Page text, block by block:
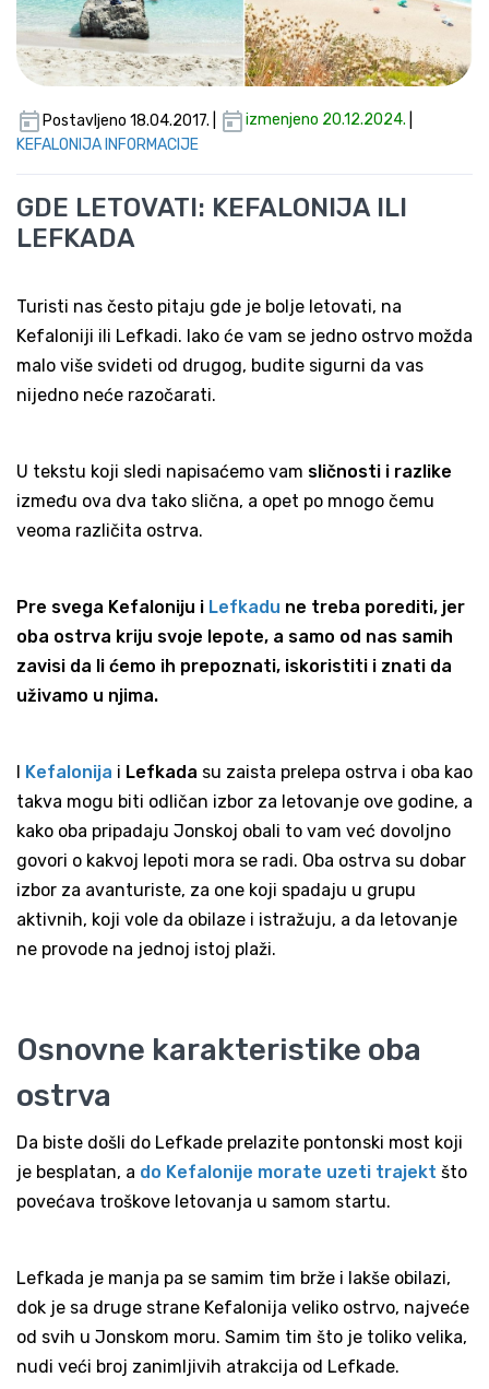
Postavljeno 18.04.2017. | izmenjeno 20.12.2024.
KEFALONIJA INFORMACIJE
GDE LETOVATI: KEFALONIJA ILI
LEFKADA
Turisti nas često pitaju gde je bolje letovati, na
Kefaloniji ili Lefkadi. Iako će vam se jedno ostrvo možda
malo više svideti od drugog, budite sigurni da vas
nijedno neće razočarati.
U tekstu koji sledi napisaćemo vam sličnosti i razlike
između ova dva tako slična, a opet po mnogo čemu
veoma različita ostrva.
Pre svega Kefaloniju i Lefkadu ne treba porediti, jer
oba ostrva kriju svoje lepote, a samo od nas samih
zavisi da li ćemo ih prepoznati, iskoristiti i znati da
uživamo u njima.
I Kefalonija i Lefkada su zaista prelepa ostrva i oba kao
takva mogu biti odličan izbor za letovanje ove godine, a
kako oba pripadaju Jonskoj obali to vam već dovoljno
govori o kakvoj lepoti mora se radi. Oba ostrva su dobar
izbor za avanturiste, za one koji spadaju u grupu
aktivnih, koji vole da obilaze i istražuju, a da letovanje
ne provode na jednoj istoj plaži.
Osnovne karakteristike oba
ostrva
Da biste došli do Lefkade prelazite pontonski most koji
je besplatan, a do Kefalonije morate uzeti trajekt što
povećava troškove letovanja u samom startu.
Lefkada je manja pa se samim tim brže i lakše obilazi,
dok je sa druge strane Kefalonija veliko ostrvo, najveće
od svih u Jonskom moru. Samim tim što je toliko velika,
nudi veći broj zanimljivih atrakcija od Lefkade.